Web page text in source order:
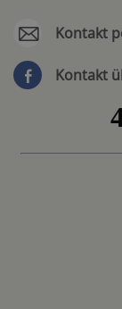
Kontakt
Kontakt